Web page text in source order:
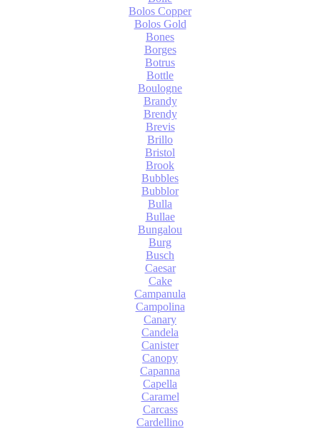
Bolos Copper
Bolos Gold
Bones
Borges
Botrus
Bottle
Boulogne
Brandy
Brendy
Brevis
Brillo
Bristol
Brook
Bubbles
Bubblor
Bulla
Bullae
Bungalou
Burg
Busch
Caesar
Cake
Campanula
Campolina
Canary
Candela
Canister
Canopy
Capanna
Capella
Caramel
Carcass
Cardellino